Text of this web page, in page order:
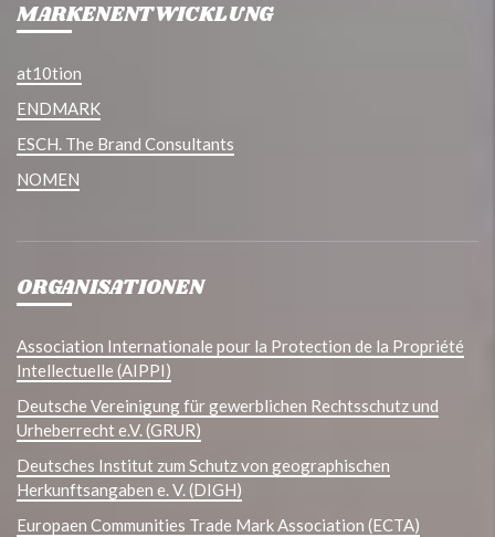
MARKENENTWICKLUNG
at10tion
ENDMARK
ESCH. The Brand Consultants
NOMEN
ORGANISATIONEN
Association Internationale pour la Protection de la Propriété
Intellectuelle (AIPPI)
Deutsche Vereinigung für gewerblichen Rechtsschutz und
Urheberrecht e.V. (GRUR)
Deutsches Institut zum Schutz von geographischen
Herkunftsangaben e. V. (DIGH)
Europaen Communities Trade Mark Association (ECTA)